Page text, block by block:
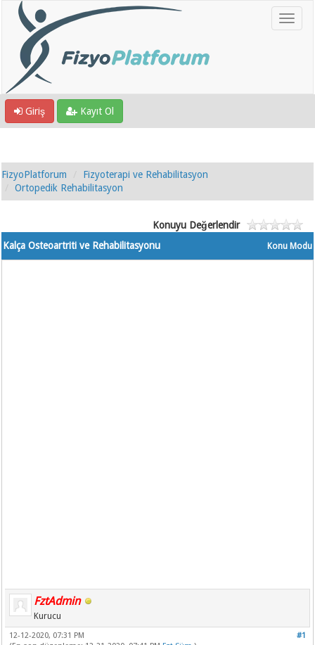
Giriş Kayıt Ol
FizyoPlatforum
Fizyoterapi ve Rehabilitasyon
Ortopedik Rehabilitasyon
Konuyu Değerlendir
Konu Modu
Kalça Osteoartriti ve Rehabilitasyonu
FztAdmin
Kurucu
#1
12-12-2020, 07:31 PM